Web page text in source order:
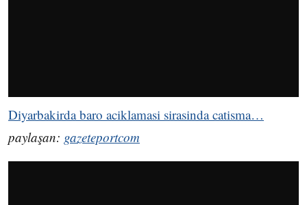
Diyarbakirda baro aciklamasi sirasinda catisma…
paylaşan: gazeteportcom